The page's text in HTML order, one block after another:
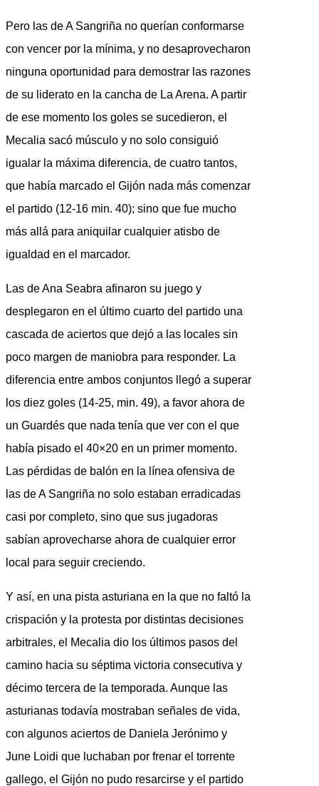
Pero las de A Sangriña no querían conformarse
con vencer por la mínima, y no desaprovecharon
ninguna oportunidad para demostrar las razones
de su liderato en la cancha de La Arena. A partir
de ese momento los goles se sucedieron, el
Mecalia sacó músculo y no solo consiguió
igualar la máxima diferencia, de cuatro tantos,
que había marcado el Gijón nada más comenzar
el partido (12-16 min. 40); sino que fue mucho
más allá para aniquilar cualquier atisbo de
igualdad en el marcador.
Las de Ana Seabra afinaron su juego y
desplegaron en el último cuarto del partido una
cascada de aciertos que dejó a las locales sin
poco margen de maniobra para responder. La
diferencia entre ambos conjuntos llegó a superar
los diez goles (14-25, min. 49), a favor ahora de
un Guardés que nada tenía que ver con el que
había pisado el 40×20 en un primer momento.
Las pérdidas de balón en la línea ofensiva de
las de A Sangriña no solo estaban erradicadas
casi por completo, sino que sus jugadoras
sabían aprovecharse ahora de cualquier error
local para seguir creciendo.
Y así, en una pista asturiana en la que no faltó la
crispación y la protesta por distintas decisiones
arbitrales, el Mecalia dio los últimos pasos del
camino hacia su séptima victoria consecutiva y
décimo tercera de la temporada. Aunque las
asturianas todavía mostraban señales de vida,
con algunos aciertos de Daniela Jerónimo y
June Loidi que luchaban por frenar el torrente
gallego, el Gijón no pudo resarcirse y el partido